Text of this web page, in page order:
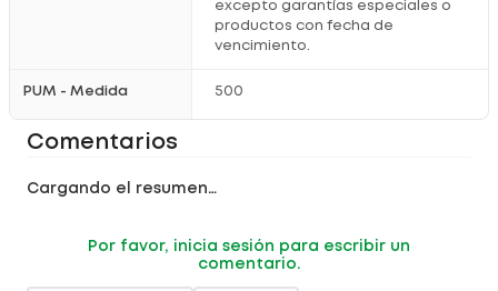
excepto garantías especiales o
productos con fecha de
vencimiento.
PUM - Medida 500
Comentarios
Cargando el resumen…
Por favor, inicia sesión para escribir un
comentario.